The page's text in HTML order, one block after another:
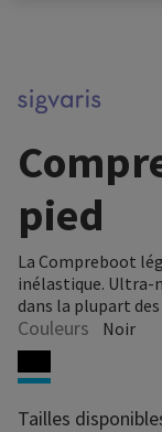
pied
La Compreboot
inélastique. Ultra-
dans la plupart des
Couleurs Noir
Tailles